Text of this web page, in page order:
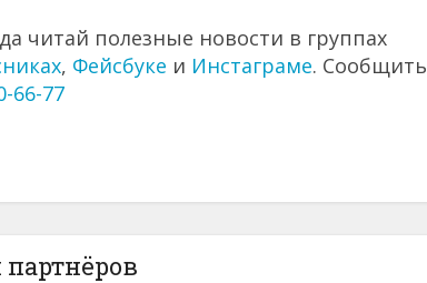
читай полезные новости в группах
, Фейсбуке и Инстаграме. Сообщить
66-77